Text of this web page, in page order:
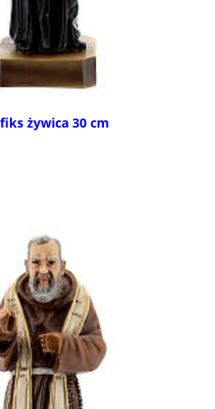
żywica 30 cm